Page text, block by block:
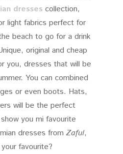
dressescollection,
light fabrics perfect for
beach to go for a drink
original and cheap
you, dresses that will be
You can combined
or even boots. Hats,
will be the perfect
you mi favourite
dresses fromZaful,
favourite?